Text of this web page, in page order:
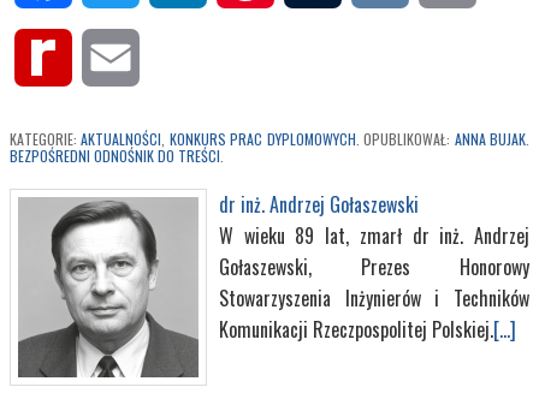
Rediff
KATEGORIE:AKTUALNOŚCI KONKURS PRAC DYPLOMOWYCH . OPUBLIKOWAŁ: ANNA BUJAK
BEZPOŚREDNI ODNOŚNIK DO TREŚCI
dr inż. Andrzej Gołaszewski
W wieku 89 lat, zmarł dr inż. Andrzej
Gołaszewski, Prezes Honorowy
Stowarzyszenia Inżynierów i Techników
Komunikacji Rzeczpospolitej Polskiej.[...]